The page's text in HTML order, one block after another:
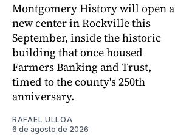
Montgomery History will open a
new center in Rockville this
September, inside the historic
building that once housed
Farmers Banking and Trust,
timed to the county's 250th
anniversary.
RAFAEL ULLOA
6 de agosto de 2026